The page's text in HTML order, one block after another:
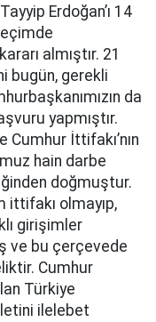
Erdoğan’ı 14
almıştır. 21
bugün, gerekli
da
yapmıştır.
Cumhur İttifakı’nın
hain darbe
doğmuştur.
ittifakı olmayıp,
girişimler
ve bu çerçevede
Cumhur
Türkiye
ilelebet